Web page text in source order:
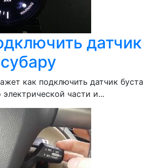
датчик
как подключить датчик буста
электрической части и...